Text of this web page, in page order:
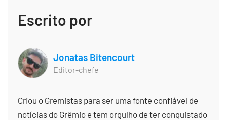
Escrito por
Jonatas Bitencourt
Editor-chefe
Criou o Gremistas para ser uma fonte confiável de
notícias do Grêmio e tem orgulho de ter conquistado